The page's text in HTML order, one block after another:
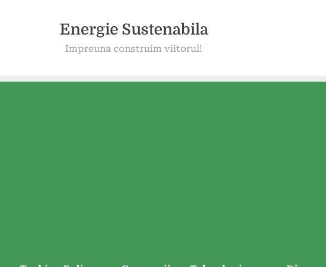
Energie Sustenabila
Impreuna construim viitorul!